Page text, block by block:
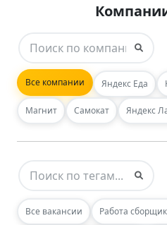
Все компании Яндекс Еда
Магнит Самокат Яндекс
Все вакансии Работа